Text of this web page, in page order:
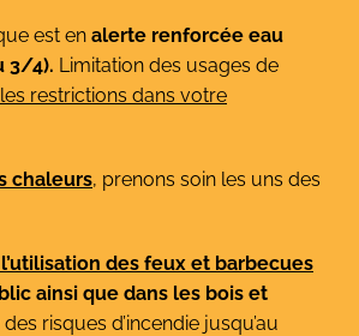
est en alerte renforcée eau
3/4). Limitation des usages de
restrictions dans votre
chaleurs, prenons soin les uns des
des feux et barbecues
ainsi que dans les bois et
risques d’incendie jusqu’au